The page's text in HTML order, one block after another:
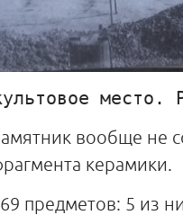
место.
вообще не
керамики.
предметов: 5 из